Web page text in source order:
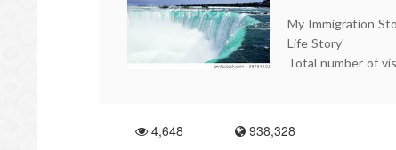
My Immigration
Life Story'
Total number of
4,648 938,328